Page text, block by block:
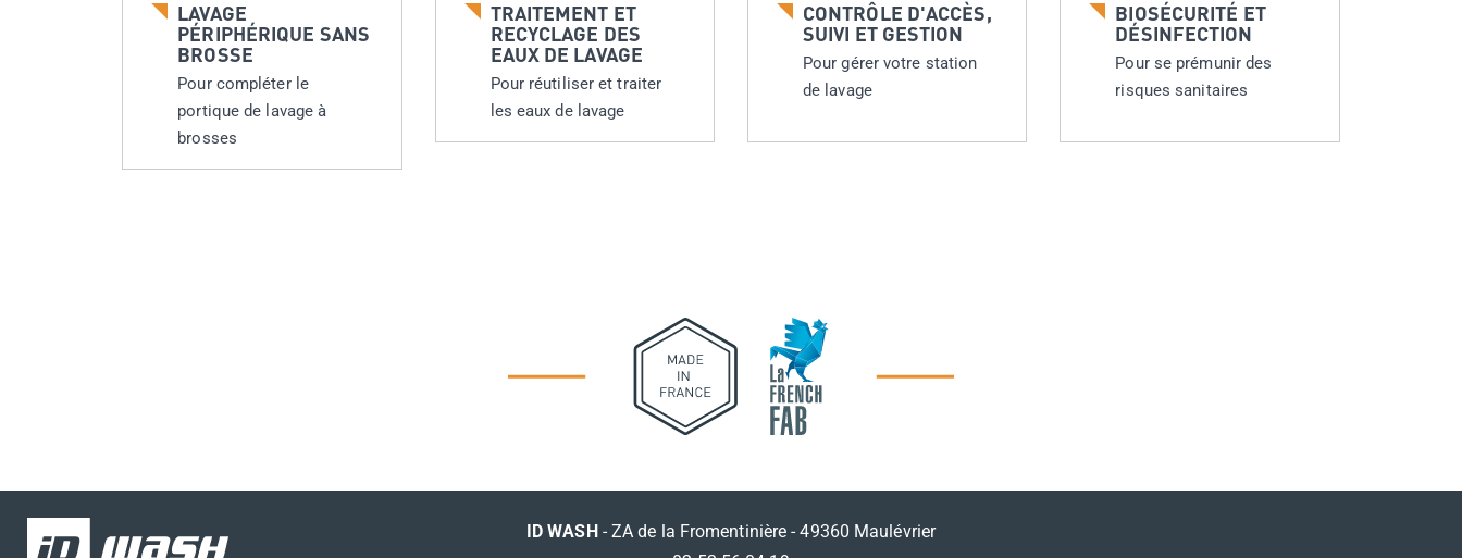
LAVAGE
PÉRIPHÉRIQUE SANS
BROSSE
Pour compléter le
portique de lavage à
brosses
TRAITEMENT ET
RECYCLAGE DES
EAUX DE LAVAGE
Pour réutiliser et traiter
les eaux de lavage
CONTRÔLE D'ACCÈS,
SUIVI ET GESTION
Pour gérer votre station
de lavage
BIOSÉCURITÉ ET
DÉSINFECTION
Pour se prémunir des
risques sanitaires
ID WASH - ZA de la Fromentinière - 49360 Maulévrier